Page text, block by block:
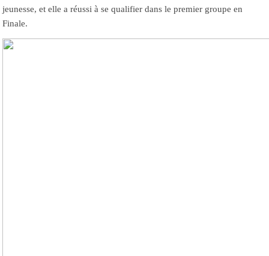
jeunesse, et elle a réussi à se qualifier dans le premier groupe en
Finale.